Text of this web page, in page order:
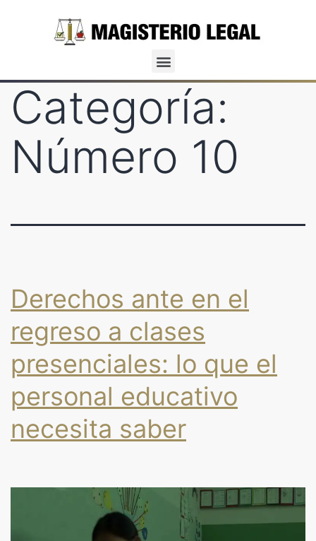
Categoría:
Número 10
Derechos ante en el
regreso a clases
presenciales: lo que el
personal educativo
necesita saber